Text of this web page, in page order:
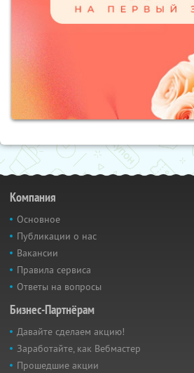
Компания
Основное
Публикации о нас
Вакансии
Правила сервиса
Ответы на вопросы
Бизнес-Партнёрам
Давайте сделаем акцию!
Заработайте, как Вебмастер
Прошедшие акции